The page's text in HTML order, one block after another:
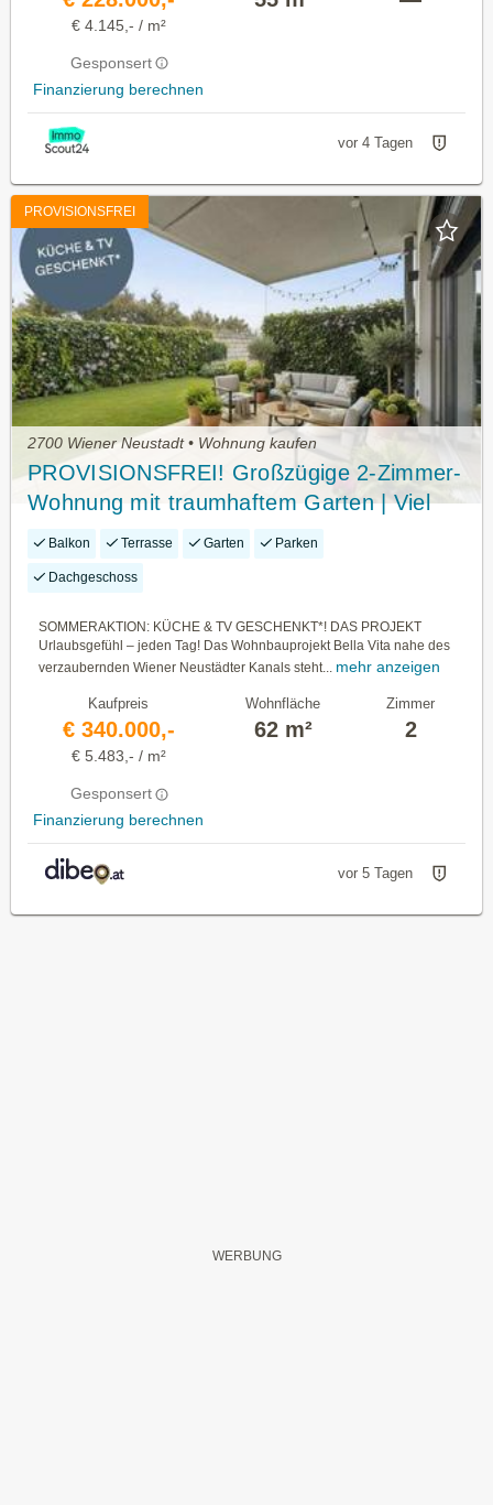
€ 4.145,- / m²
Gesponsert
Finanzierung berechnen
vor 4 Tagen
PROVISIONSFREI
2700 Wiener Neustadt • Wohnung kaufen
PROVISIONSFREI! Großzügige 2-Zimmer-
Wohnung mit traumhaftem Garten | Viel
Privatsphäre | Bezugsfertig
Balkon Terrasse Garten Parken
Dachgeschoss
SOMMERAKTION: KÜCHE & TV GESCHENKT*! DAS PROJEKT
Urlaubsgefühl – jeden Tag! Das Wohnbauprojekt Bella Vita nahe des
verzaubernden Wiener Neustädter Kanals steht... mehr anzeigen
Kaufpreis
€ 340.000,-
€ 5.483,- / m²
Gesponsert
Finanzierung berechnen
Wohnfläche
62 m²
Zimmer
2
vor 5 Tagen